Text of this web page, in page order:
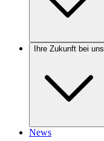
Ihre Zukunft bei uns
News